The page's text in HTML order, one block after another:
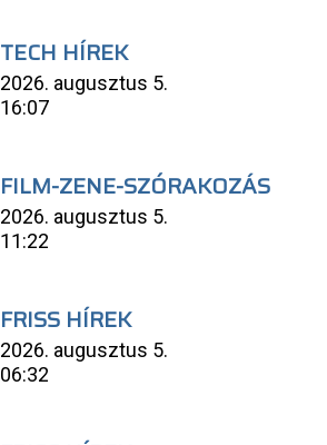
TECH HÍREK
2026. augusztus 5.
16:07
FILM-ZENE-SZÓRAKOZÁS
2026. augusztus 5.
11:22
FRISS HÍREK
2026. augusztus 5.
06:32